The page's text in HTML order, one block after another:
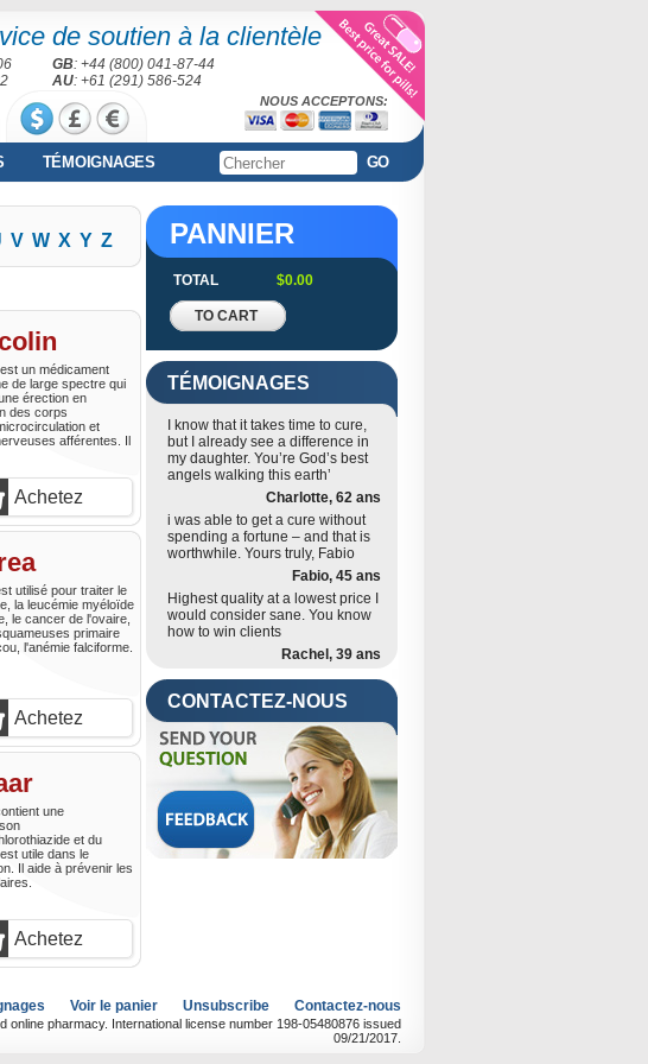
de soutien à la clientèle
GB: +44 (800) 041-87-44
AU: +61 (291) 586-524
NOUS ACCEPTONS:
TÉMOIGNAGES GO
V W X Y Z
un médicament
de large spectre qui
érection en
des corps
et
afférentes. Il
Achetez
utilisé pour traiter le
la leucémie myéloïde
le cancer de l'ovaire,
primaire
l'anémie falciforme.
Achetez
une
et du
utile dans le
Il aide à prévenir les
Achetez
PANNIER
TOTAL $0.00
TO CART
TÉMOIGNAGES
I know that it takes time to cure,
but I already see a difference in
my daughter. You’re God’s best
angels walking this earth’
Charlotte, 62 ans
i was able to get a cure without
spending a fortune – and that is
worthwhile. Yours truly, Fabio
Fabio, 45 ans
Highest quality at a lowest price I
would consider sane. You know
how to win clients
Rachel, 39 ans
CONTACTEZ-NOUS
Voir le panier Unsubscribe Contactez-nous
pharmacy. International license number 198-05480876 issued
09/21/2017.